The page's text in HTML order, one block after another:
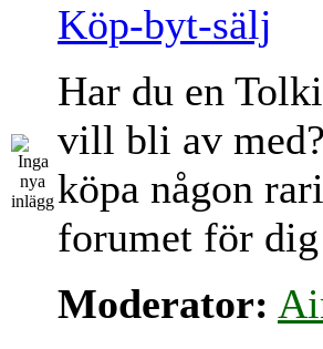
Köp-byt-sälj
Har du en
vill bli av
köpa någon
forumet för
Moderator: